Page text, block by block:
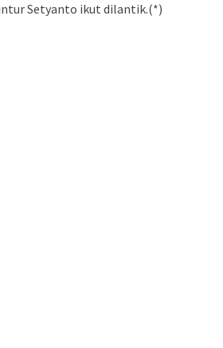
Setyanto ikut dilantik.(*)